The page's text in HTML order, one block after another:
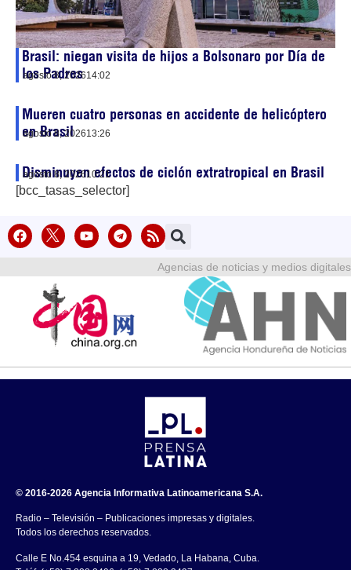
Brasil: niegan visita de hijos a Bolsonaro por Día de
los Padres
agosto 8, 202614:02
Mueren cuatro personas en accidente de helicóptero
en Brasil
agosto 8, 202613:26
Disminuyen efectos de ciclón extratropical en Brasil
agosto 8, 202610:21
[bcc_tasas_selector]
Agencias de noticias y medios digitales
© 2016-2026 Agencia Informativa Latinoamericana S.A.
Radio – Televisión – Publicaciones impresas y digitales.
Todos los derechos reservados.
Calle E No.454 esquina a 19, Vedado, La Habana, Cuba.